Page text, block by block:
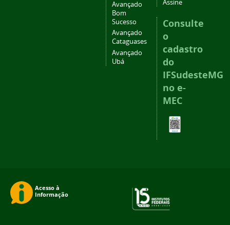
Avançado
Bom
Sucesso
Avançado
Cataguases
Avançado
Ubá
Assine
Consulte
o
cadastro
do
IFSudesteMG
no e-
MEC